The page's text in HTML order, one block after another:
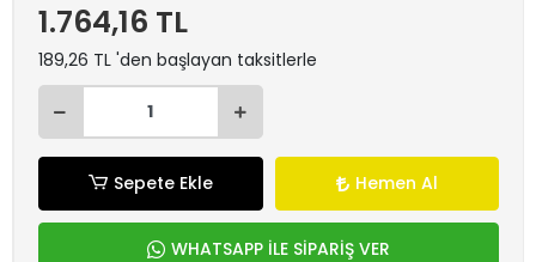
1.764,16 TL
189,26 TL 'den başlayan taksitlerle
Sepete Ekle Hemen Al
WHATSAPP İLE SİPARİŞ VER